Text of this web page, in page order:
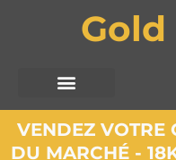
Gold
VENDEZ VOTRE
DU MARCHÉ -